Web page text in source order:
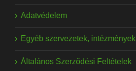
Adatvédelem
Egyéb szervezetek, intézmények
Általános Szerződési Feltételek